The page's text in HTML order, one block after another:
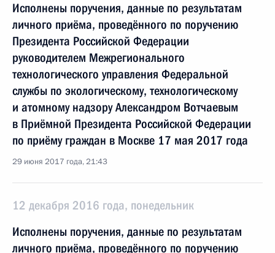
Исполнены поручения, данные по результатам
личного приёма, проведённого по поручению
Президента Российской Федерации
руководителем Межрегионального
технологического управления Федеральной
службы по экологическому, технологическому
и атомному надзору Александром Вотчаевым
в Приёмной Президента Российской Федерации
по приёму граждан в Москве 17 мая 2017 года
29 июня 2017 года, 21:43
12 декабря 2016 года, понедельник
Исполнены поручения, данные по результатам
личного приёма, проведённого по поручению